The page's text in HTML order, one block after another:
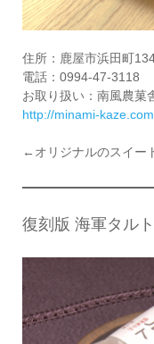
住所：鹿屋市浜田町
電話：0994-47-3118
お取り扱い：南風農菓
http://minami-kaze.com
←オリジナルのスイー
復刻版 海軍タル